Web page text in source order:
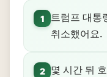
1
트럼프 대통
취소했어요.
2
몇 시간 뒤